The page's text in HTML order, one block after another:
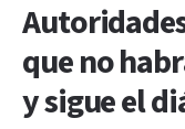
que no
y sigue el